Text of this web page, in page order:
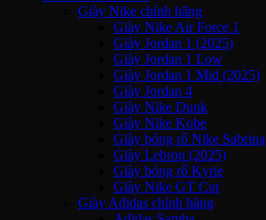
Giày Nike chính hãng
Giày Nike Air Force 1
Giày Jordan 1 (2025)
Giày Jordan 1 Low
Giày Jordan 1 Mid (2025)
Giày Jordan 4
Giày Nike Dunk
Giày Nike Kobe
Giày bóng rổ Nike Sabrina
Giày Lebron (2025)
Giày bóng rổ Kyrie
Giày Nike GT Cut
Giày Adidas chính hãng